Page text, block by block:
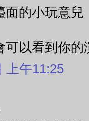
面的小玩意兒
可以看到你的
上午11:25